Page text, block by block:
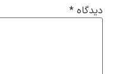
دیدگاه *